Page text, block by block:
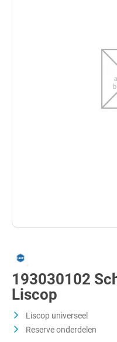
193030102
Liscop
Liscop universeel
Reserve onderdelen